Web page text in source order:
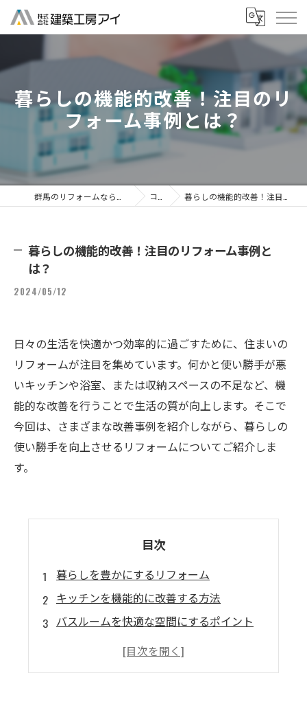
暮らしの機能的改善！注目のリ
フォーム事例とは？
コラム 暮らしの機能的改善！注目のリフォーム事例とは？
暮らしの機能的改善！注目のリフォーム事例と
は？
2024/05/12
日々の生活を快適かつ効率的に過ごすために、住まいの
リフォームが注目を集めています。何かと使い勝手が悪
いキッチンや浴室、または収納スペースの不足など、機
能的な改善を行うことで生活の質が向上します。そこで
今回は、さまざまな改善事例を紹介しながら、暮らしの
使い勝手を向上させるリフォームについてご紹介しま
す。
目次
暮らしを豊かにするリフォーム
キッチンを機能的に改善する方法
バスルームを快適な空間にするポイント
収納スペースを有効活用する提案